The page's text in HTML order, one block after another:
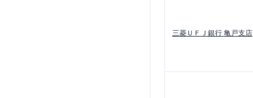
三菱ＵＦＪ銀行 亀戸支店